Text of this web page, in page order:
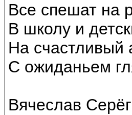
Все спешат на
В школу и
На счастливый
С ожиданьем
Вячеслав